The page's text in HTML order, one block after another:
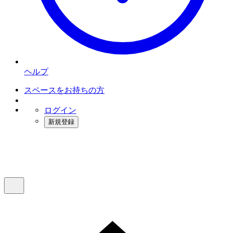
ヘルプ
スペースをお持ちの方
ログイン
新規登録